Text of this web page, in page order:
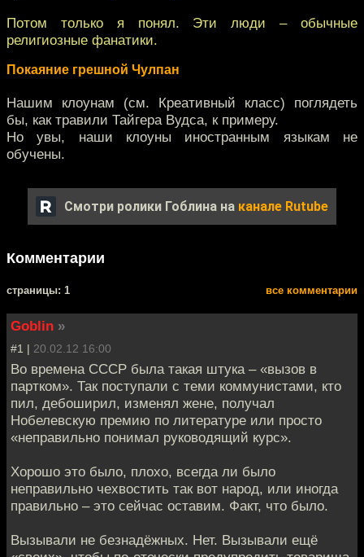
Потом только я понял. Эти люди – обычные
религиозные фанатики.
Покаяние грешной Чулпан
Нашим клоунам (см. Креативный класс) поглядеть
бы, как травили Тайгера Вудса, к примеру.
Но увы, наши клоуны иностранным языкам не
обучены.
Смотри ролики Гоблина на канале Rutube
Комментарии
cтраницы: 1 все комментарии
Goblin »
#1 | 20.02.12 16:00
Во времена СССР была такая штука – «вызов в
партком». Так поступали с теми коммунистами, кто
пил, дебоширил, изменял жене, получал
Нобелевскую премию по литературе или просто
«неправильно понимал руководящий курс».
Хорошо это было, плохо, всегда ли было
неправильно чехвостить так вот народ, или иногда
правильно – это сейчас оставим. Факт, что было.
Вызывали не безнадёжных. Нет. Вызывали ещё